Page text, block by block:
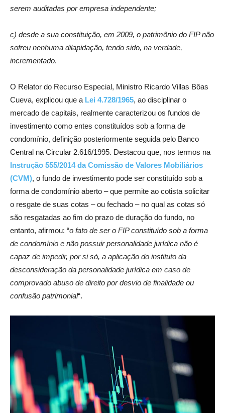
serem auditadas por empresa independente;
c) desde a sua constituição, em 2009, o patrimônio do FIP não
sofreu nenhuma dilapidação, tendo sido, na verdade,
incrementado.
O Relator do Recurso Especial, Ministro Ricardo Villas Bôas
Cueva, explicou que a Lei 4.728/1965, ao disciplinar o
mercado de capitais, realmente caracterizou os fundos de
investimento como entes constituídos sob a forma de
condomínio, definição posteriormente seguida pelo Banco
Central na Circular 2.616/1995. Destacou que, nos termos na
Instrução 555/2014 da Comissão de Valores Mobiliários
(CVM), o fundo de investimento pode ser constituído sob a
forma de condomínio aberto – que permite ao cotista solicitar
o resgate de suas cotas – ou fechado – no qual as cotas só
são resgatadas ao fim do prazo de duração do fundo, no
entanto, afirmou: “o fato de ser o FIP constituído sob a forma
de condomínio e não possuir personalidade jurídica não é
capaz de impedir, por si só, a aplicação do instituto da
desconsideração da personalidade jurídica em caso de
comprovado abuso de direito por desvio de finalidade ou
confusão patrimonial“.